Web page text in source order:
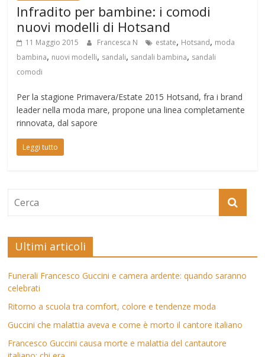
Infradito per bambine: i comodi
nuovi modelli di Hotsand
11 Maggio 2015 Francesca N estate, Hotsand, moda
bambina, nuovi modelli, sandali, sandali bambina, sandali
comodi
Per la stagione Primavera/Estate 2015 Hotsand, fra i brand
leader nella moda mare, propone una linea completamente
rinnovata, dal sapore
Leggi tutto
Ultimi articoli
Funerali Francesco Guccini e camera ardente: quando saranno
celebrati
Ritorno a scuola tra comfort, colore e tendenze moda
Guccini che malattia aveva e come è morto il cantore italiano
Francesco Guccini causa morte e malattia del cantautore